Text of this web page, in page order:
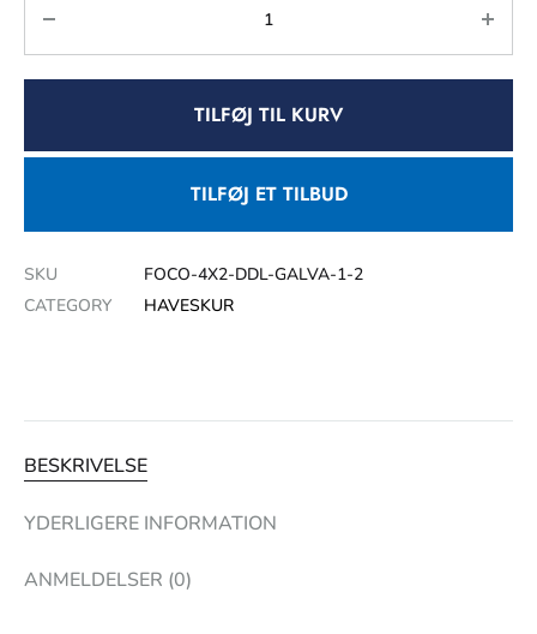
TILFØJ TIL KURV
TILFØJ ET TILBUD
SKU
FOCO-4X2-DDL-GALVA-1-2
CATEGORY
HAVESKUR
BESKRIVELSE
YDERLIGERE INFORMATION
ANMELDELSER (0)